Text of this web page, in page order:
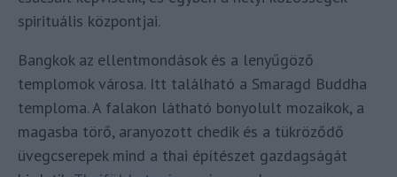
spirituális központjai.
Bangkok az ellentmondások és a lenyűgöző
templomok városa. Itt található a Smaragd Buddha
temploma. A falakon látható bonyolult mozaikok, a
magasba törő, aranyozott chedik és a tükröződő
üvegcserepek mind a thai építészet gazdagságát